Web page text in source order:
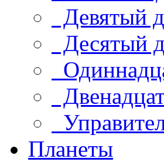
Девятый
Десятый
Планеты